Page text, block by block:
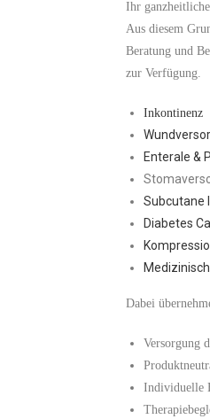
Ihr
Aus diesem
Beratung und
zur Verfügung.
Inkontinenz
Enterale &
Subcutane
Diabetes
Dabei
Versorgung
Individuelle